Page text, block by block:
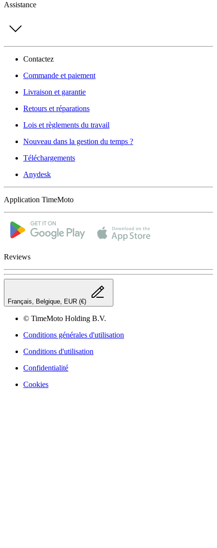
Assistance
Contactez
Commande et paiement
Livraison et garantie
Retours et réparations
Lois et règlements du travail
Nouveau dans la gestion du temps ?
Téléchargements
Anydesk
Application TimeMoto
Reviews
Français, Belgique, EUR (€)
© TimeMoto Holding B.V.
Conditions générales d'utilisation
Conditions d'utilisation
Confidentialité
Cookies